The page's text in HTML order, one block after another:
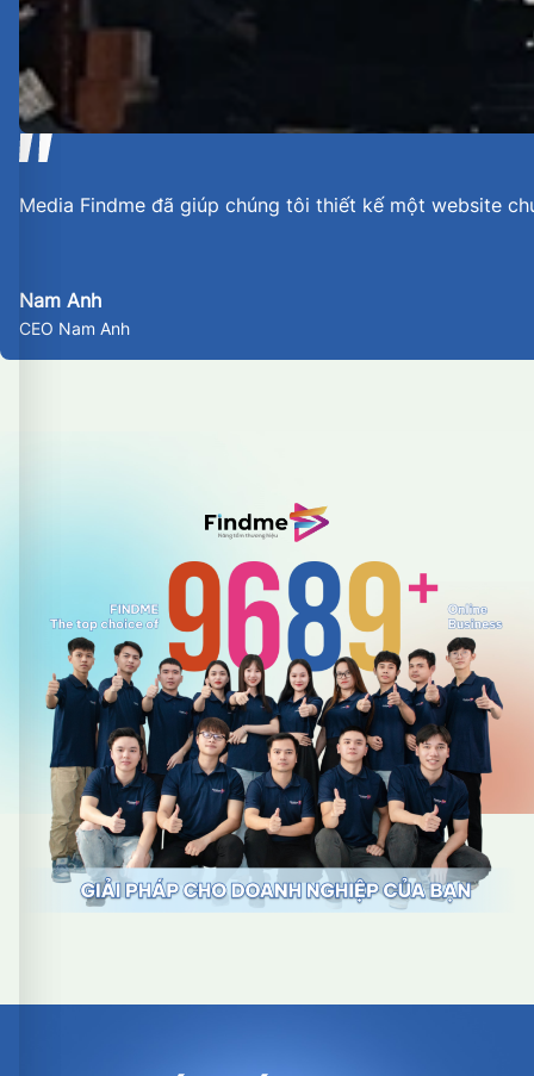
Media Findme đã giúp chúng tôi thiết kế một website
Nam Anh
CEO Nam Anh